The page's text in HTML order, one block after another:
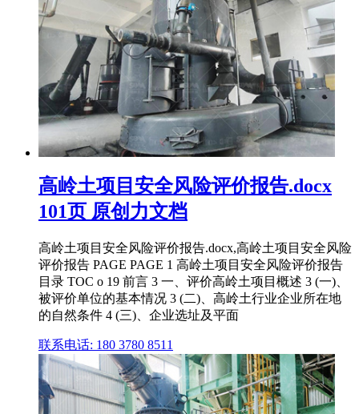
高岭土项目安全风险评价报告.docx
101页 原创力文档
高岭土项目安全风险评价报告.docx,高岭土项目安全风险
评价报告 PAGE PAGE 1 高岭土项目安全风险评价报告
目录 TOC o 19 前言 3 一、评价高岭土项目概述 3 (一)、
被评价单位的基本情况 3 (二)、高岭土行业企业所在地
的自然条件 4 (三)、企业选址及平面
联系电话: 180 3780 8511